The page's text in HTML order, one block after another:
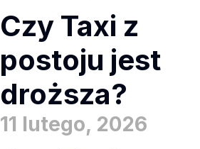
Czy Taxi z
postoju jest
droższa?
11 lutego, 2026